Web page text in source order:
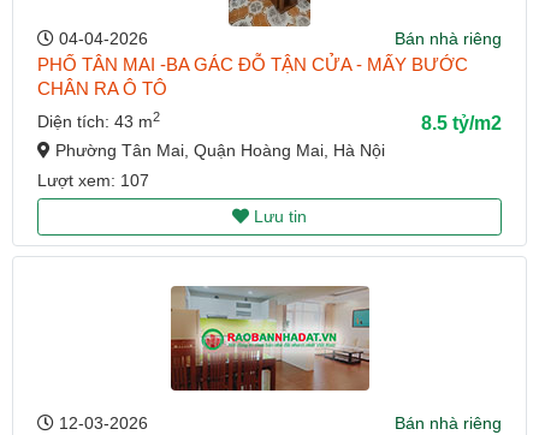
04-04-2026 Bán nhà riêng
PHỐ TÂN MAI -BA GÁC ĐỖ TẬN CỬA - MẤY BƯỚC
CHÂN RA Ô TÔ
Diện tích: 43 m2 8.5 tỷ/m2
Phường Tân Mai, Quận Hoàng Mai, Hà Nội
Lượt xem: 107
Lưu tin
12-03-2026 Bán nhà riêng